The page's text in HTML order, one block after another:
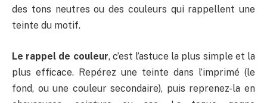
des tons neutres ou des couleurs qui rappellent une
teinte du motif.
Le rappel de couleur, c’est l’astuce la plus simple et la
plus efficace. Repérez une teinte dans l’imprimé (le
fond, ou une couleur secondaire), puis reprenez-la en